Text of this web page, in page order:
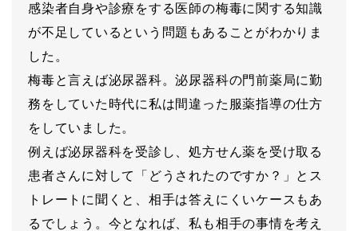
感染者自身や診療をする医師の梅毒に関する知識
が不足しているという問題もあることがわかりま
した。
梅毒と言えば泌尿器科。泌尿器科の門前薬局に勤
務をしていた時代に私は間違った服薬指導の仕方
をしていました。
例えば泌尿器科を受診し、処方せん薬を受け取る
患者さんに対して「どうされたのですか？」とス
トレートに聞くと、相手は答えにくいケースもあ
るでしょう。今となれば、私も相手の事情を考え